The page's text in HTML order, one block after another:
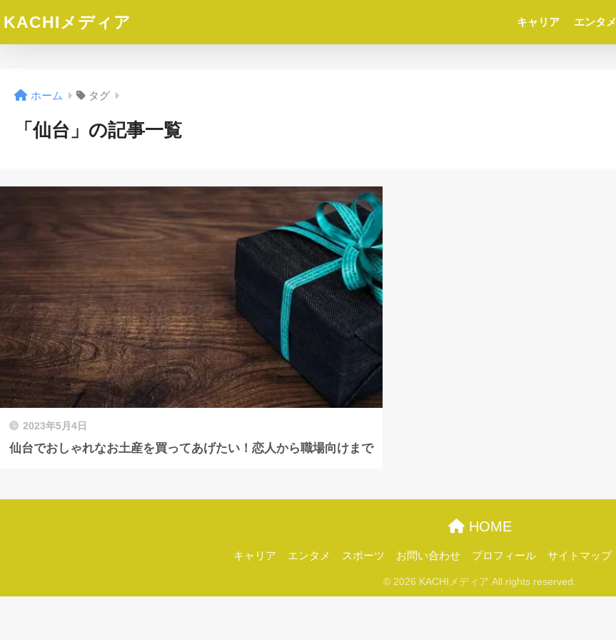
KACHIメディア キャリア エンタメ
ホーム タグ
「仙台」の記事一覧
2023年5月4日
仙台でおしゃれなお土産を買ってあげたい！恋人から職場向けまで
HOME
キャリア エンタメ スポーツ お問い合わせ プロフィール サイトマップ
© 2026 KACHIメディア All rights reserved.